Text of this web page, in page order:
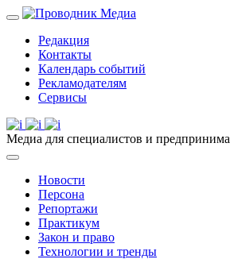
Редакция
Контакты
Календарь событий
Рекламодателям
Сервисы
Медиа для специалистов и
Новости
Персона
Репортажи
Практикум
Закон и право
Технологии и тренды